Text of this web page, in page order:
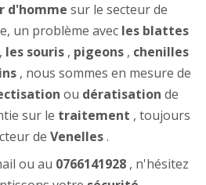
d'homme sur le secteur de
un problème avec les blattes
, les souris , pigeons , chenilles
, nous sommes en mesure de
ou dératisation de
sur le traitement , toujours
de Venelles.
ou au 0766141928, n'hésitez